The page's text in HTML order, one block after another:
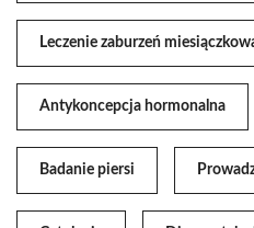
Leczenie zaburzeń
Antykoncepcja hormonalna
Badanie piersi